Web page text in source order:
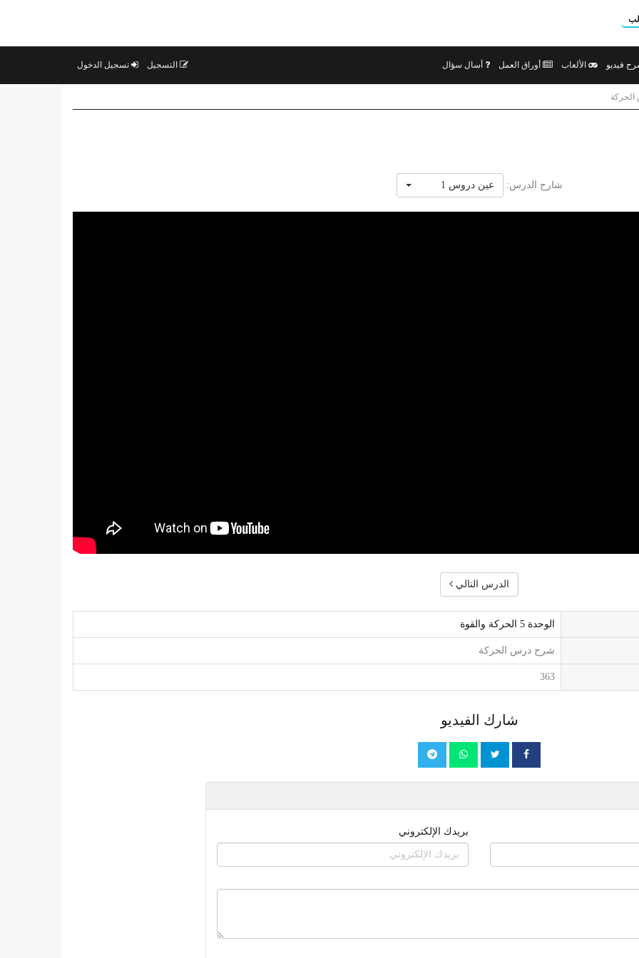
فيديو الألعاب أوراق العمل أسال سؤال التسجيل تسجيل الدخول
شارح الدرس: عين دروس 1
الدرس التالي
الوحدة 5 الحركة والقوة
شرح درس الحركة
363
شارك الفيديو
بريدك الإلكتروني